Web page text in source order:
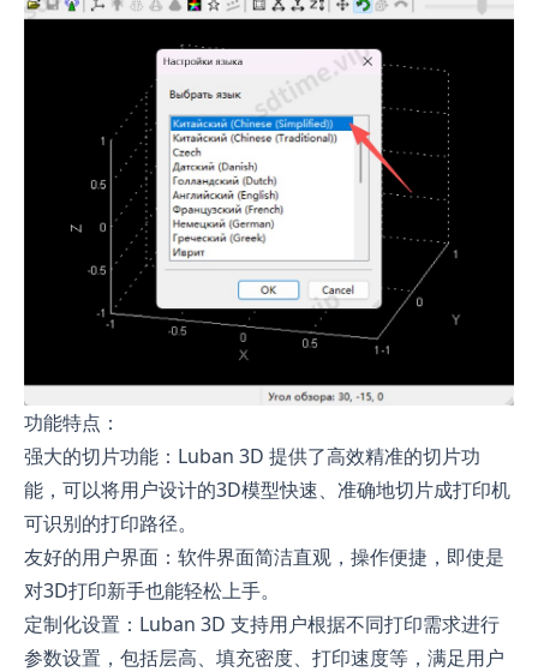
功能特点：
强大的切片功能：Luban 3D 提供了高效精准的切片功
能，可以将用户设计的3D模型快速、准确地切片成打印机
可识别的打印路径。
友好的用户界面：软件界面简洁直观，操作便捷，即使是
对3D打印新手也能轻松上手。
定制化设置：Luban 3D 支持用户根据不同打印需求进行
参数设置，包括层高、填充密度、打印速度等，满足用户